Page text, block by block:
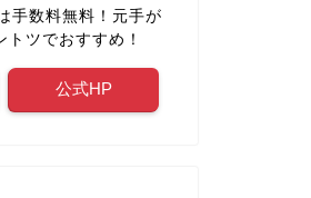
手数料無料！元手が
ツでおすすめ！
公式HP